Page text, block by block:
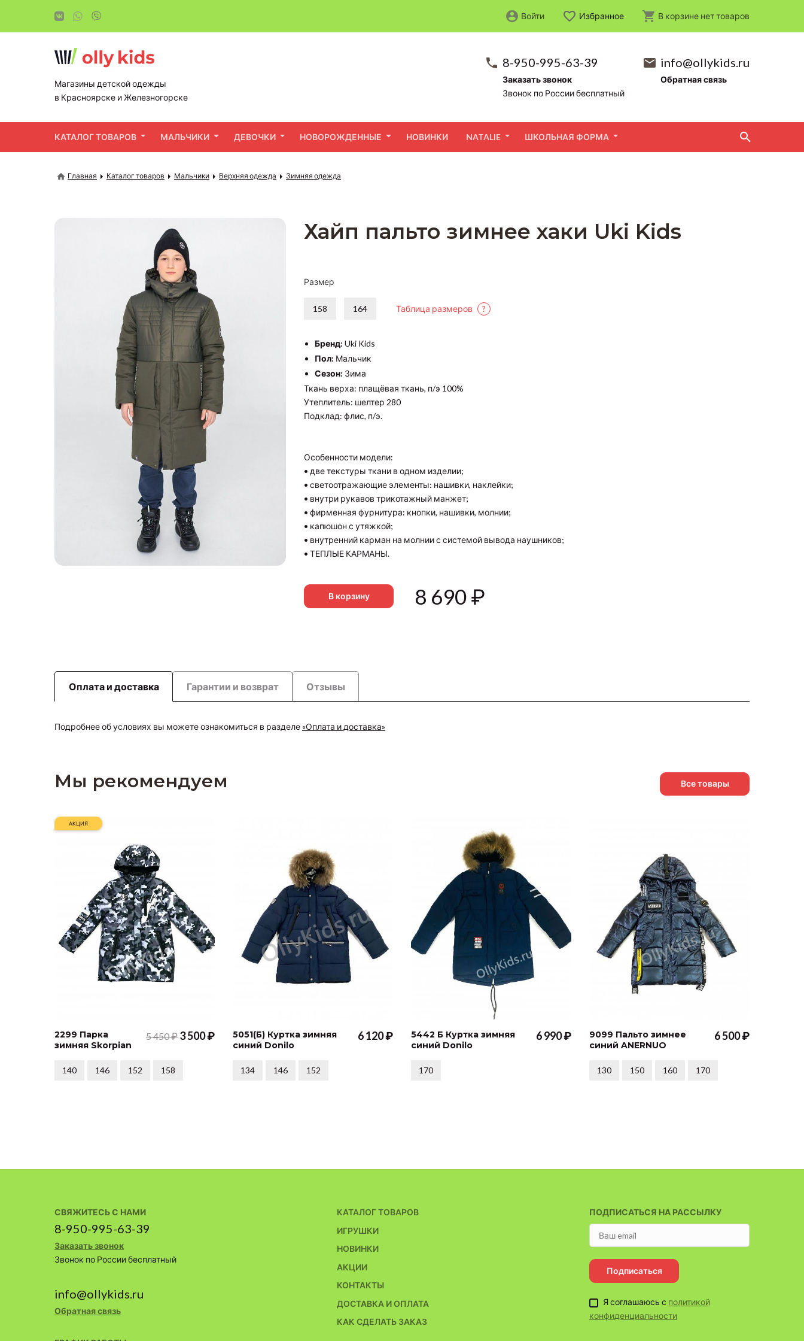
Магазины детской одежды
в Красноярске и Железногорске
8-950-995-63-39
Заказать звонок
Звонок по России бесплатный
info@ollykids.ru
Обратная связь
КАТАЛОГ ТОВАРОВ МАЛЬЧИКИ ДЕВОЧКИ НОВОРОЖДЕННЫЕ НОВИНКИ NATALIE ШКОЛЬНАЯ ФОРМА
Войти Избранное В корзине неттоваров
Главная Каталог товаров Мальчики Верхняя одежда Зимняя одежда
Хайп пальто зимнее хаки Uki Kids
Размер
158 164 Таблица размеров ?
Бренд: Uki Kids
Пол: Мальчик
Сезон: Зима
Ткань верха: плащёвая ткань, п/э 100%
Утеплитель: шелтер 280
Подклад: флис, п/э.
Особенности модели:
• две текстуры ткани в одном изделии;
• светоотражающие элементы: нашивки, наклейки;
• внутри рукавов трикотажный манжет;
• фирменная фурнитура: кнопки, нашивки, молнии;
• капюшон с утяжкой;
• внутренний карман на молнии с системой вывода наушников;
• ТЕПЛЫЕ КАРМАНЫ.
В корзину 8 690₽
Оплата и доставка Гарантии и возврат Отзывы
Подробнее об условиях вы можете ознакомиться в разделе «Оплата и доставка»
Мы рекомендуем Все товары
2299 Парка
зимняя Skorpian
5 450 ₽ 3 500 ₽
АКЦИЯ
140 146 152 158
5051(Б) Куртка зимняя
синий Donilo
6 120 ₽
134 146 152
5442 Б Куртка зимняя
синий Donilo
6 990 ₽
170
9099 Пальто зимнее
синий ANERNUO
6 500 ₽
130 150 160 170
КАТАЛОГ ТОВАРОВ
ИГРУШКИ
НОВИНКИ
АКЦИИ
КОНТАКТЫ
ДОСТАВКА И ОПЛАТА
КАК СДЕЛАТЬ ЗАКАЗ
ПОДПИСАТЬСЯ НА РАССЫЛКУ
Подписаться
Я соглашаюсь с политикой
конфиденциальности
СВЯЖИТЕСЬ С НАМИ
8-950-995-63-39
Заказать звонок
Звонок по России бесплатный
info@ollykids.ru
Обратная связь